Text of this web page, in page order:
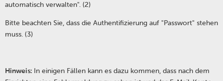
automatisch verwalten". (2)
Bitte beachten Sie, dass die Authentifizierung auf "Passwort" stehen
muss. (3)
Hinweis: In einigen Fällen kann es dazu kommen, dass nach dem